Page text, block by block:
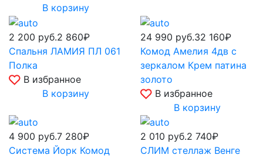
В корзину
2 200 руб.2 860₽
Спальня ЛАМИЯ ПЛ 061
Полка
В избранное
В корзину
24 990 руб.32 160₽
Комод Амелия 4дв с
зеркалом Крем патина
золото
В избранное
В корзину
4 900 руб.7 280₽
Система Йорк Комод
2 010 руб.2 740₽
СЛИМ стеллаж Венге